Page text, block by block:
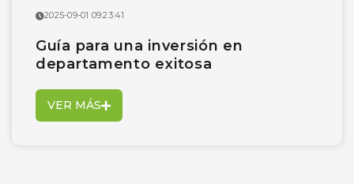
2025-09-01 09:23:41
Guía para una inversión en
departamento exitosa
VER MÁS